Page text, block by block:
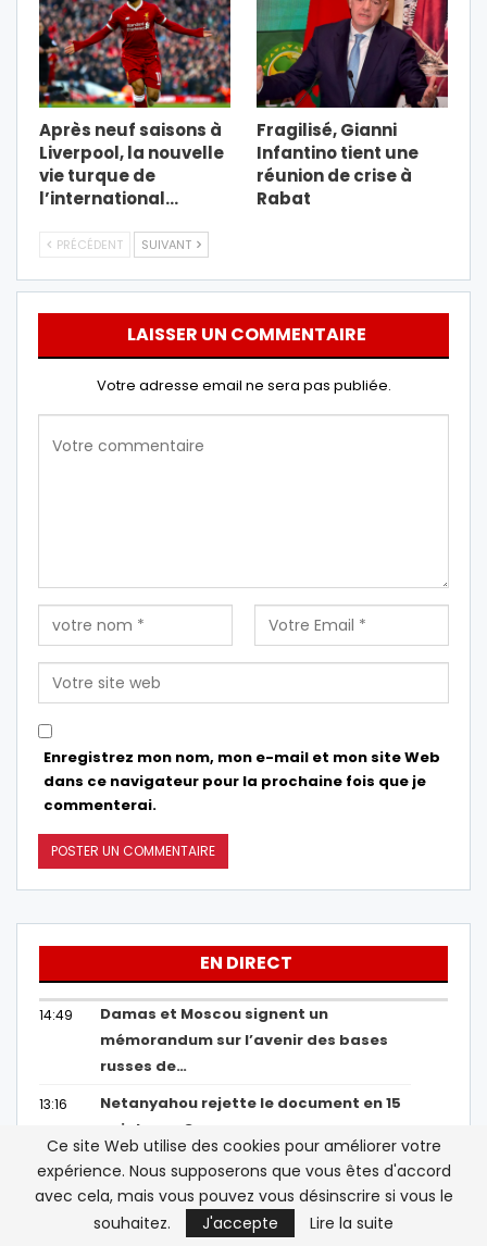
Après neuf saisons à
Liverpool, la nouvelle
vie turque de
l’international…
Fragilisé, Gianni
Infantino tient une
réunion de crise à
Rabat
PRÉCÉDENT SUIVANT
LAISSER UN COMMENTAIRE
Votre adresse email ne sera pas publiée.
Enregistrez mon nom, mon e-mail et mon site Web
dans ce navigateur pour la prochaine fois que je
commenterai.
EN DIRECT
14:49
Damas et Moscou signent un
mémorandum sur l’avenir des bases
russes de…
13:16
Netanyahou rejette le document en 15
points sur Gaza
13:04
Sebta : « La situation est absolument
intenable », le président de Sebta
dément…
Ce site Web utilise des cookies pour améliorer votre
expérience. Nous supposerons que vous êtes d'accord
avec cela, mais vous pouvez vous désinscrire si vous le
souhaitez.
J'accepte Lire la suite